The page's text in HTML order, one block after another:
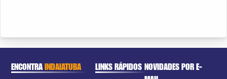
ENCONTRAINDAIATUBA LINKS RÁPIDOS NOVIDADES POR E-